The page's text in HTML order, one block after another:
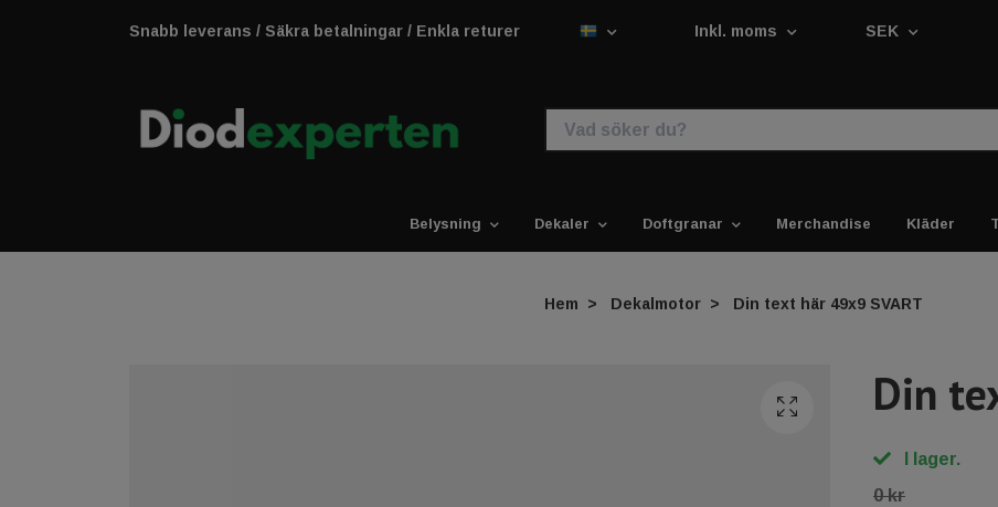
Snabb leverans / Säkra betalningar / Enkla returer Inkl. moms SEK
Belysning Dekaler Doftgranar Merchandise Kläder
Hem Dekalmotor Din text här 49x9 SVART
Din
I lager.
0 kr